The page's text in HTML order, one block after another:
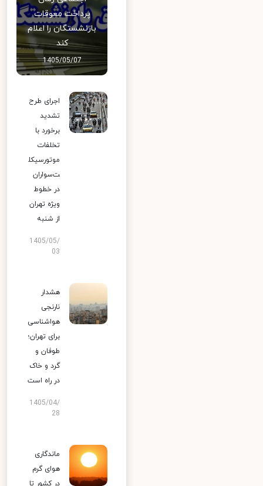
پرداخت معوقات
بازنشستگان را اعلام
کند
1405/05/07
اجرای طرح
تشدید
برخورد با
تخلفات
موتورسیکل
ت‌سواران
در خطوط
ویژه تهران
از شنبه
1405/05/
03
هشدار
نارنجی
هواشناسی
برای تهران؛
طوفان و
گرد و خاک
در راه است
1405/04/
28
ماندگاری
هوای گرم
در کشور تا